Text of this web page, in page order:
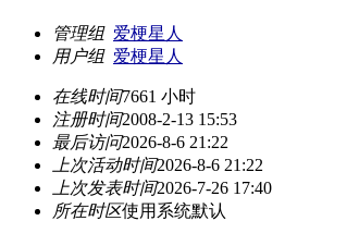
管理组 爱梗星人
用户组 爱梗星人
在线时间7661 小时
注册时间2008-2-13 15:53
最后访问2026-8-6 21:22
上次活动时间2026-8-6 21:22
上次发表时间2026-7-26 17:40
所在时区使用系统默认